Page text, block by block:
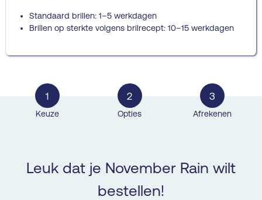
Standaard brillen: 1–5 werkdagen
Brillen op sterkte volgens brilrecept: 10–15 werkdagen
1
Keuze
2
Opties
3
Afrekenen
Leuk dat je November Rain wilt
bestellen!